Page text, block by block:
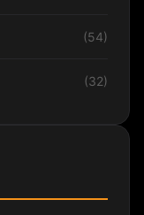
(54)
(32)